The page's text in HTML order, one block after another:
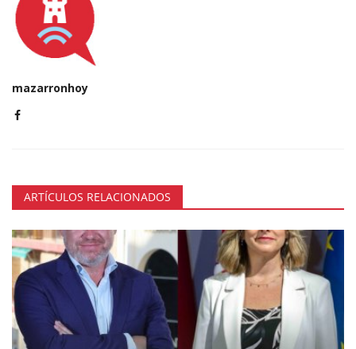
mazarronhoy
ARTÍCULOS RELACIONADOS